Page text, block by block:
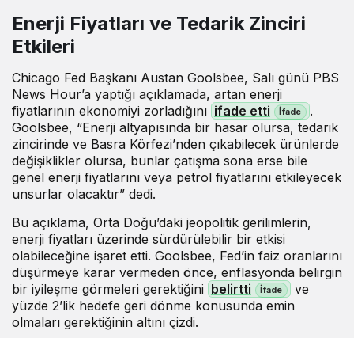
Enerji Fiyatları ve Tedarik Zinciri
Etkileri
Chicago Fed Başkanı Austan Goolsbee, Salı günü PBS
News Hour’a yaptığı açıklamada, artan enerji
fiyatlarının ekonomiyi zorladığını ifade etti
.
Goolsbee, “Enerji altyapısında bir hasar olursa, tedarik
zincirinde ve Basra Körfezi’nden çıkabilecek ürünlerde
değişiklikler olursa, bunlar çatışma sona erse bile
genel enerji fiyatlarını veya petrol fiyatlarını etkileyecek
unsurlar olacaktır” dedi.
Bu açıklama, Orta Doğu’daki jeopolitik gerilimlerin,
enerji fiyatları üzerinde sürdürülebilir bir etkisi
olabileceğine işaret etti. Goolsbee, Fed’in faiz oranlarını
düşürmeye karar vermeden önce, enflasyonda belirgin
bir iyileşme görmeleri gerektiğini belirtti
ve
yüzde 2’lik hedefe geri dönme konusunda emin
olmaları gerektiğinin altını çizdi.